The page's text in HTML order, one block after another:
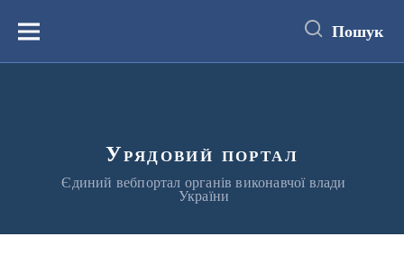
вмістуМеню Пошук
Урядовий портал
Єдиний вебпортал органів виконавчої влади
України